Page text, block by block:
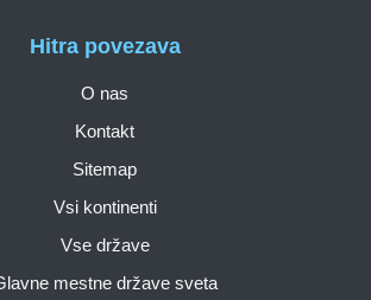
Hitra povezava
O nas
Kontakt
Sitemap
Vsi kontinenti
Vse države
mestne države sveta